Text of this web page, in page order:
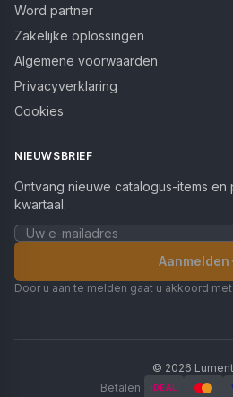
Word partner
Zakelijke oplossingen
Algemene voorwaarden
Privacyverklaring
Cookies
NIEUWSBRIEF
Ontvang nieuwe catalogus-items
kwartaal.
Aanmelden
Door u aan te melden gaat u akkoord
© 2026
Betalen
iDEAL